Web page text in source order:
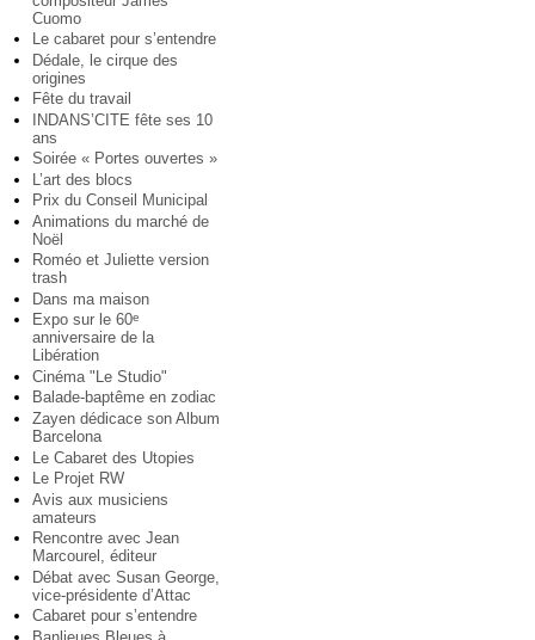
Cuomo
Le cabaret pour s’entendre
Dédale, le cirque des
origines
Fête du travail
INDANS’CITE fête ses 10
ans
Soirée « Portes ouvertes »
L’art des blocs
Prix du Conseil Municipal
Animations du marché de
Noël
Roméo et Juliette version
trash
Dans ma maison
Expo sur le 60e
anniversaire de la
Libération
Cinéma "Le Studio"
Balade-baptême en zodiac
Zayen dédicace son Album
Barcelona
Le Cabaret des Utopies
Le Projet RW
Avis aux musiciens
amateurs
Rencontre avec Jean
Marcourel, éditeur
Débat avec Susan George,
vice-présidente d’Attac
Cabaret pour s’entendre